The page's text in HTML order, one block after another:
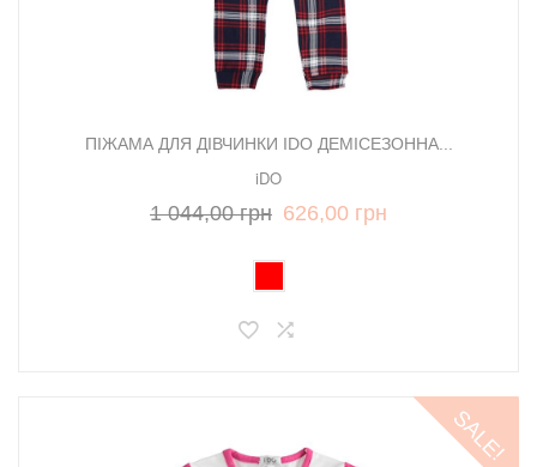
ПІЖАМА ДЛЯ ДІВЧИНКИ IDO ДЕМІСЕЗОННА...
iDO
1 044,00 грн 626,00 грн
SALE!